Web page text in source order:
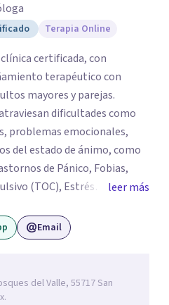
Terapia Online
certificada, con
terapéutico con
mayores y parejas.
dificultades como
problemas emocionales,
del estado de ánimo, como
de Pánico, Fobias,
(TOC), Estrés
(TDAH) en
de duelo o pérdidas
cada persona pueda
y encontrar herramientas
leer más
Email
del Valle, 55717 San